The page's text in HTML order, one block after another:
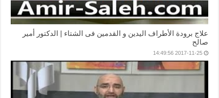
علاج برودة الأطراف اليدين و القدمين فى الشتاء | الدكتور أمير
صالح
2017-11-25 14:49:56